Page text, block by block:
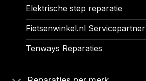
Elektrische step reparatie
Fietsenwinkel.nl Servicepartner
Tenways Reparaties